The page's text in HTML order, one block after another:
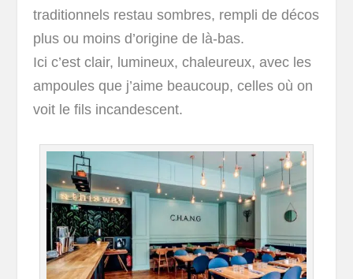
traditionnels restau sombres, rempli de décos
plus ou moins d’origine de là-bas.
Ici c’est clair, lumineux, chaleureux, avec les
ampoules que j’aime beaucoup, celles où on
voit le fils incandescent.